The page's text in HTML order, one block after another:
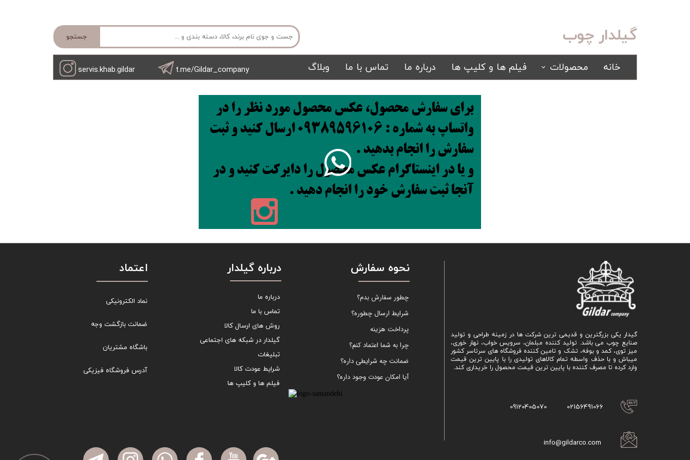
جستجو گیلدار چوب
خانه
محصولات
میز ناهار خوری میز تی وی
تابلو
فیلم ها و کلیپ ها درباره ما تماس با ما وبلاگ t.me/Gildar_company
servis.khab.gildar
برای سفارش محصول، عکس محصول مورد نظر را در
واتساپ به شماره : 09389596106 ارسال کنید و ثبت
سفارش را انجام بدهید .
و یا در اینستاگرام عکس محصول را دایرکت کنید و در
آنجا ثبت سفارش خود را انجام دهید .
گیدار یکی بزرگترین و قدیمی ترین شرکت ها در زمینه طراحی و تولید
صنایع چوب می باشد. تولید کننده مبلمان، سرویس خواب، نهار خوری،
میز توی، کمد و بوفه، تشک و تامین کننده فروشگاه های سرتاسر کشور
میباش و با حذف واسطه تمام کالاهای تولیدی را با پایین ترین قیمت
وارد کرده تا مصرف کننده با پایین ترین قیمت محصول را خریداری کند.
02156491066
09120405070
info@gildarco.com
نحوه سفارش
چطور سفارش بدم؟
شرایط ارسال چطوره؟
پرداخت هزینه
چرا به شما اعتماد کنم؟
ضمانت چه شرایطی داره؟
آیا امکان عودت وجود داره؟
اعتماد
نماد الکترونیکی
ضمانت بازگشت وجه
باشگاه مشتریان
آدرس فروشگاه فیزیکی
درباره گیلدار
درباره ما
تماس با ما
روش های ارسال کالا
گیلدار در شبکه های اجتماعی
تبلیغات
شرایط عودت کالا
فیلم ها و کلیپ ها